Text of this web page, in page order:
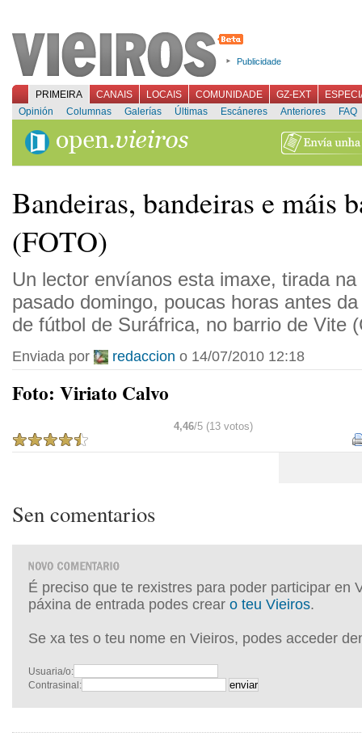
Publicidade
PRIMEIRA CANAIS LOCAIS COMUNIDADE GZ-EXT
Opinión
Columnas Galerías Últimas Escáneres Anteriores FAQ
Bandeiras, bandeiras e máis
(FOTO)
Un lector envíanos esta imaxe, tirada na
pasado domingo, poucas horas antes
de fútbol de Suráfrica, no barrio de Vite
Enviada por redaccion o 14/07/2010 12:18
Foto: Viriato Calvo
4,46/5 (13 votos)
Sen comentarios
É preciso que te rexistres para poder participar en
páxina de entrada podes crear o teu Vieiros.
Se xa tes o teu nome en Vieiros, podes acceder
Usuaria/o:
Contrasinal: